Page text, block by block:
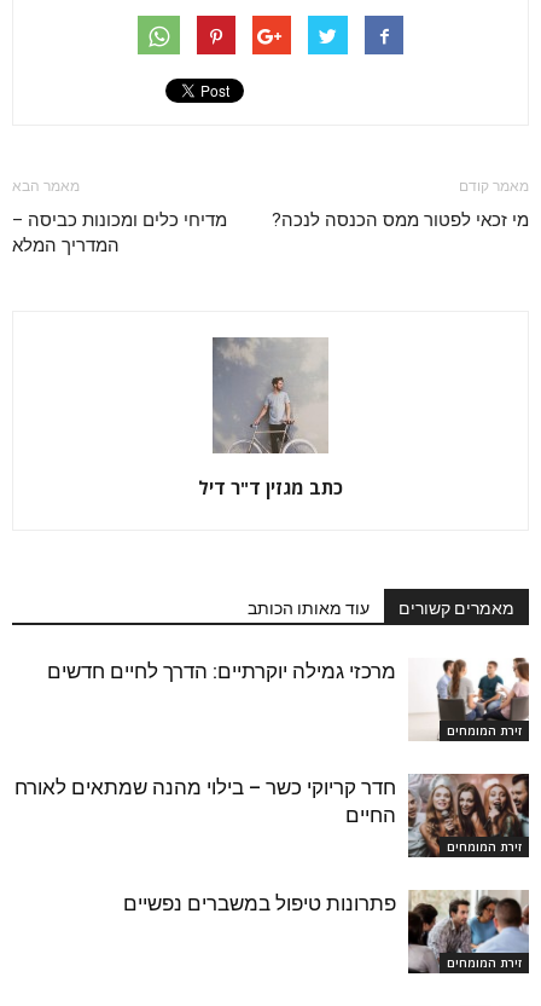
מאמר קודם
מי זכאי לפטור ממס הכנסה לנכה?
מאמר הבא
מדיחי כלים ומכונות כביסה –
המדריך המלא
כתב מגזין ד"ר דיל
מאמרים קשורים עוד מאותו הכותב
זירת המומחים
מרכזי גמילה יוקרתיים: הדרך לחיים חדשים
זירת המומחים
חדר קריוקי כשר – בילוי מהנה שמתאים לאורח
החיים
זירת המומחים
פתרונות טיפול במשברים נפשיים